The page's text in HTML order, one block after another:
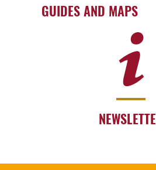
GUIDES AND MAPS